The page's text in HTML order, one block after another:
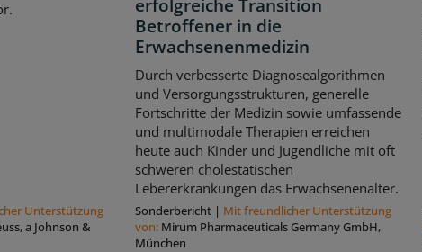
Unterstützung
a Johnson &
erfolgreiche Transition
Betroffener in die
Erwachsenenmedizin
Durch verbesserte Diagnosealgorithmen
und Versorgungsstrukturen, generelle
Fortschritte der Medizin sowie umfassende
und multimodale Therapien erreichen
heute auch Kinder und Jugendliche mit oft
schweren cholestatischen
Lebererkrankungen das Erwachsenenalter.
Sonderbericht| Mit freundlicher Unterstützung
von: Mirum Pharmaceuticals Germany GmbH,
München